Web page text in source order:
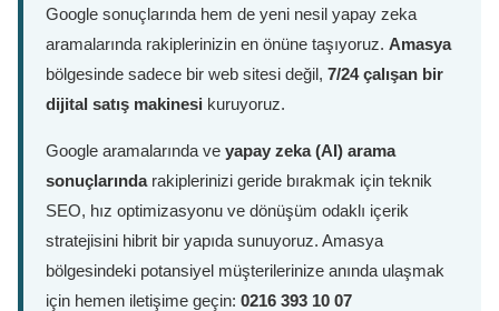
Google sonuçlarında hem de yeni nesil yapay zeka
aramalarında rakiplerinizin en önüne taşıyoruz. Amasya
bölgesinde sadece bir web sitesi değil, 7/24 çalışan bir
dijital satış makinesi kuruyoruz.
Google aramalarında ve yapay zeka (AI) arama
sonuçlarındarakiplerinizi geride bırakmak için teknik
SEO, hız optimizasyonu ve dönüşüm odaklı içerik
stratejisini hibrit bir yapıda sunuyoruz. Amasya
bölgesindeki potansiyel müşterilerinize anında ulaşmak
için hemen iletişime geçin: 0216 393 10 07